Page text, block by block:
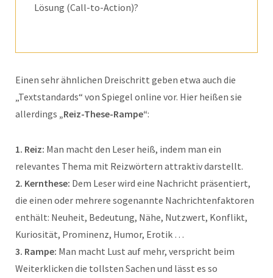
Lösung (Call-to-Action)?
Einen sehr ähnlichen Dreischritt geben etwa auch die
„Textstandards“ von Spiegel online vor. Hier heißen sie
allerdings „Reiz-These-Rampe“:
1. Reiz: Man macht den Leser heiß, indem man ein
relevantes Thema mit Reizwörtern attraktiv darstellt.
2. Kernthese: Dem Leser wird eine Nachricht präsentiert,
die einen oder mehrere sogenannte Nachrichtenfaktoren
enthält: Neuheit, Bedeutung, Nähe, Nutzwert, Konflikt,
Kuriosität, Prominenz, Humor, Erotik …
3. Rampe: Man macht Lust auf mehr, verspricht beim
Weiterklicken die tollsten Sachen und lässt es so